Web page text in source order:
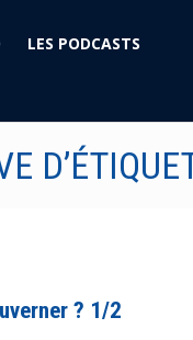
LES PODCASTS
? 1/2